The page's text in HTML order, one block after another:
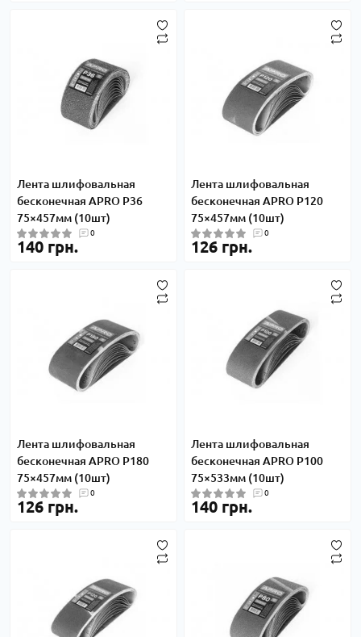
Лента шлифовальная
бесконечная APRO P36
75×457мм (10шт)
0
140 грн.
Лента шлифовальная
бесконечная APRO P120
75×457мм (10шт)
0
126 грн.
Лента шлифовальная
бесконечная APRO P180
75×457мм (10шт)
0
126 грн.
Лента шлифовальная
бесконечная APRO P100
75×533мм (10шт)
0
140 грн.